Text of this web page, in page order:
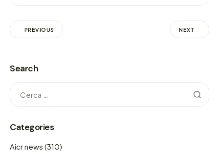
PREVIOUS NEXT
Search
Categories
Aicr news (310)